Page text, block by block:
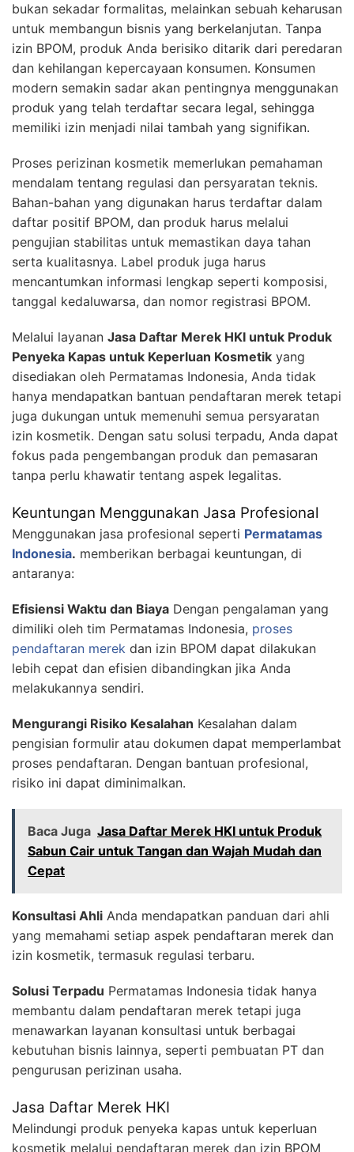
bukan sekadar formalitas, melainkan sebuah keharusan
untuk membangun bisnis yang berkelanjutan. Tanpa
izin BPOM, produk Anda berisiko ditarik dari peredaran
dan kehilangan kepercayaan konsumen. Konsumen
modern semakin sadar akan pentingnya menggunakan
produk yang telah terdaftar secara legal, sehingga
memiliki izin menjadi nilai tambah yang signifikan.
Proses perizinan kosmetik memerlukan pemahaman
mendalam tentang regulasi dan persyaratan teknis.
Bahan-bahan yang digunakan harus terdaftar dalam
daftar positif BPOM, dan produk harus melalui
pengujian stabilitas untuk memastikan daya tahan
serta kualitasnya. Label produk juga harus
mencantumkan informasi lengkap seperti komposisi,
tanggal kedaluwarsa, dan nomor registrasi BPOM.
Melalui layanan Jasa Daftar Merek HKI untuk Produk
Penyeka Kapas untuk Keperluan Kosmetik yang
disediakan oleh Permatamas Indonesia, Anda tidak
hanya mendapatkan bantuan pendaftaran merek tetapi
juga dukungan untuk memenuhi semua persyaratan
izin kosmetik. Dengan satu solusi terpadu, Anda dapat
fokus pada pengembangan produk dan pemasaran
tanpa perlu khawatir tentang aspek legalitas.
Keuntungan Menggunakan Jasa Profesional
Menggunakan jasa profesional seperti Permatamas
Indonesia. memberikan berbagai keuntungan, di
antaranya:
Efisiensi Waktu dan Biaya Dengan pengalaman yang
dimiliki oleh tim Permatamas Indonesia, proses
pendaftaran merek dan izin BPOM dapat dilakukan
lebih cepat dan efisien dibandingkan jika Anda
melakukannya sendiri.
Mengurangi Risiko Kesalahan Kesalahan dalam
pengisian formulir atau dokumen dapat memperlambat
proses pendaftaran. Dengan bantuan profesional,
risiko ini dapat diminimalkan.
Baca Juga Jasa Daftar Merek HKI untuk Produk
Sabun Cair untuk Tangan dan Wajah Mudah dan
Cepat
Konsultasi Ahli Anda mendapatkan panduan dari ahli
yang memahami setiap aspek pendaftaran merek dan
izin kosmetik, termasuk regulasi terbaru.
Solusi Terpadu Permatamas Indonesia tidak hanya
membantu dalam pendaftaran merek tetapi juga
menawarkan layanan konsultasi untuk berbagai
kebutuhan bisnis lainnya, seperti pembuatan PT dan
pengurusan perizinan usaha.
Jasa Daftar Merek HKI
Melindungi produk penyeka kapas untuk keperluan
kosmetik melalui pendaftaran merek dan izin BPOM